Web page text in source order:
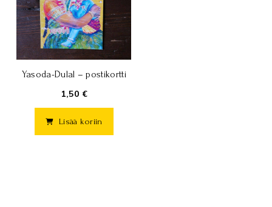
Yasoda-Dulal – postikortti
1,50 €
Lisää koriin